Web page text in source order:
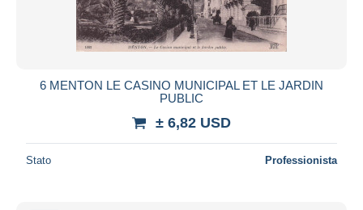
6 MENTON LE CASINO MUNICIPAL ET LE JARDIN
PUBLIC
± 6,82 USD
Stato Professionista